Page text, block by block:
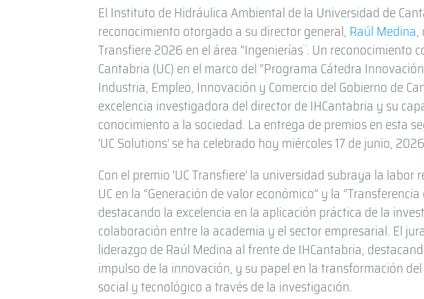
El Instituto de Hidráulica Ambiental de la Universidad de
reconocimiento otorgado a su director general, Raúl Medina,
Transfiere 2026 en el área “Ingenierías¨. Un reconocimiento
Cantabria (UC) en el marco del “Programa Cátedra
Industria, Empleo, Innovación y Comercio del Gobierno de
excelencia investigadora del director de IHCantabria y su
conocimiento a la sociedad. La entrega de premios en esta
‘UC Solutions’ se ha celebrado hoy miércoles 17 de junio,
Con el premio ‘UC Transfiere’ la universidad subraya la
UC en la “Generación de valor económico” y la
destacando la excelencia en la aplicación práctica de la
colaboración entre la academia y el sector empresarial. El
liderazgo de Raúl Medina al frente de IHCantabria,
impulso de la innovación, y su papel en la transformación
social y tecnológico a través de la investigación.